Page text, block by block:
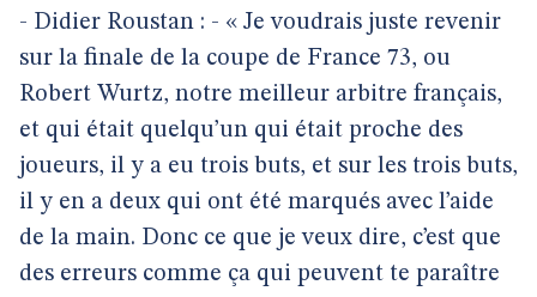
- Didier Roustan : - « Je voudrais juste revenir
sur la finale de la coupe de France 73, ou
Robert Wurtz, notre meilleur arbitre français,
et qui était quelqu’un qui était proche des
joueurs, il y a eu trois buts, et sur les trois buts,
il y en a deux qui ont été marqués avec l’aide
de la main. Donc ce que je veux dire, c’est que
des erreurs comme ça qui peuvent te paraître